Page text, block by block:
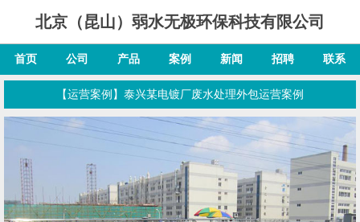
北京（昆山）弱水无极环保科技有限公司
首页 公司 产品 案例 新闻 招聘 联系
【运营案例】泰兴某电镀厂废水处理外包运营案例